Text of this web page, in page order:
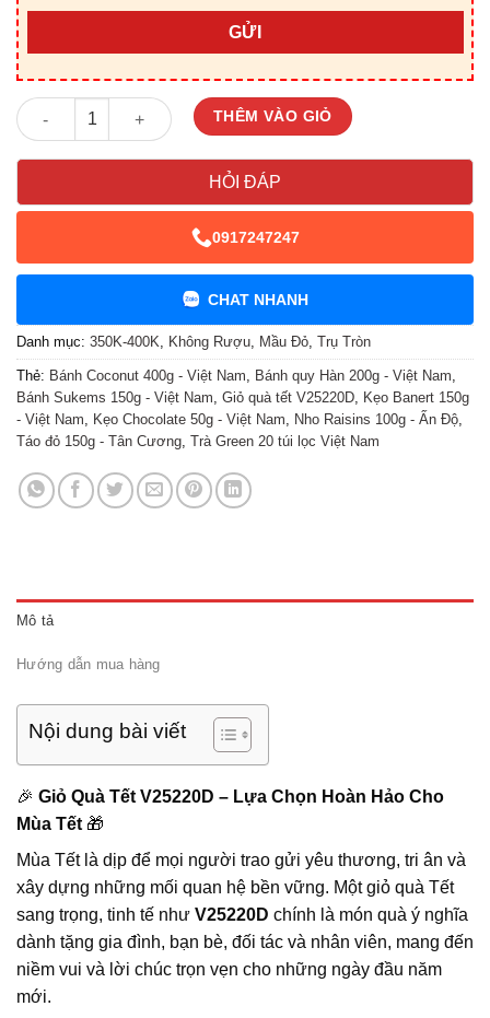
GỬI
Giỏ Quà Tết V25220D số lượngTHÊM VÀO GIỎ
HỎI ĐÁP
0917247247
CHAT NHANH
Danh mục: 350K-400K, Không Rượu, Mầu Đỏ, Trụ Tròn
Thẻ: Bánh Coconut 400g - Việt Nam, Bánh quy Hàn 200g - Việt Nam,
Bánh Sukems 150g - Việt Nam, Giỏ quà tết V25220D, Kẹo Banert 150g
- Việt Nam, Kẹo Chocolate 50g - Việt Nam, Nho Raisins 100g - Ấn Độ,
Táo đỏ 150g - Tân Cương, Trà Green 20 túi lọc Việt Nam
Mô tả
Hướng dẫn mua hàng
Nội dung bài viết
🎉 Giỏ Quà Tết V25220D – Lựa Chọn Hoàn Hảo Cho
Mùa Tết 🎁
Mùa Tết là dịp để mọi người trao gửi yêu thương, tri ân và
xây dựng những mối quan hệ bền vững. Một giỏ quà Tết
sang trọng, tinh tế như V25220D chính là món quà ý nghĩa
dành tặng gia đình, bạn bè, đối tác và nhân viên, mang đến
niềm vui và lời chúc trọn vẹn cho những ngày đầu năm
mới.